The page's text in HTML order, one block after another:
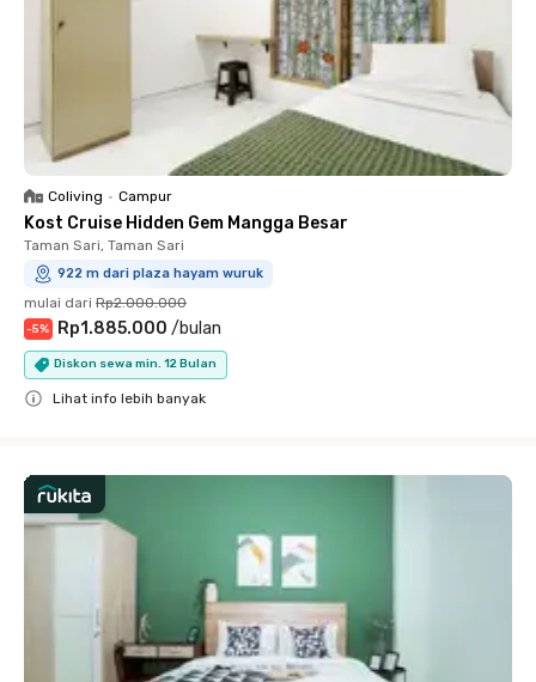
Coliving • Campur
Kost Cruise Hidden Gem Mangga Besar
Taman Sari, Taman Sari
922 m dari plaza hayam wuruk
mulai dari Rp2.000.000
-5% Rp1.885.000 /bulan
Diskon sewa min. 12 Bulan
Lihat info lebih banyak